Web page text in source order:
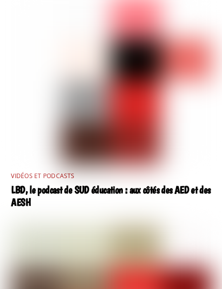
VIDÉOS ET PODCASTS
LBD, le podcast de SUD éducation : aux côtés des AED et des
AESH